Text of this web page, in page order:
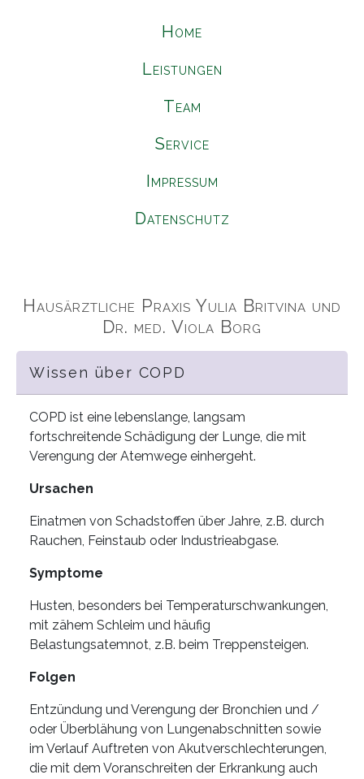
Home
Leistungen
Team
Service
Impressum
Datenschutz
Hausärztliche Praxis Yulia Britvina und
Dr. med. Viola Borg
Wissen über COPD
COPD ist eine lebenslange, langsam
fortschreitende Schädigung der Lunge, die mit
Verengung der Atemwege einhergeht.
Ursachen
Einatmen von Schadstoffen über Jahre, z.B. durch
Rauchen, Feinstaub oder Industrieabgase.
Symptome
Husten, besonders bei Temperaturschwankungen,
mit zähem Schleim und häufig
Belastungsatemnot, z.B. beim Treppensteigen.
Folgen
Entzündung und Verengung der Bronchien und /
oder Überblähung von Lungenabschnitten sowie
im Verlauf Auftreten von Akutverschlechterungen,
die mit dem Voranschreiten der Erkrankung auch